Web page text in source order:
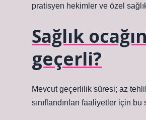
pratisyen hekimler ve özel
Sağlık
geçerli?
Mevcut geçerlilik süresi; az
sınıflandırılan faaliyetler için bu